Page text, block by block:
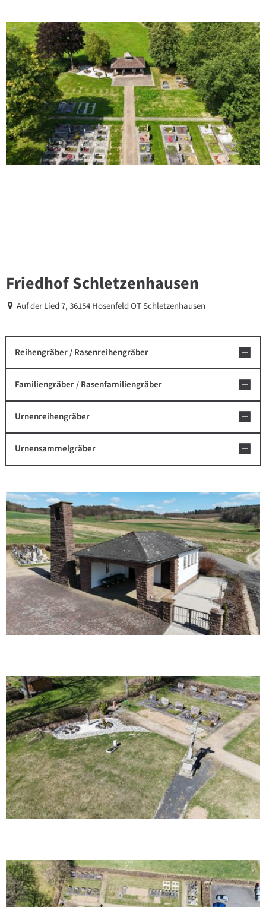
Friedhof Schletzenhausen
Auf der Lied 7, 36154 Hosenfeld OT Schletzenhausen
Reihengräber / Rasenreihengräber
Familiengräber / Rasenfamiliengräber
Urnenreihengräber
Urnensammelgräber